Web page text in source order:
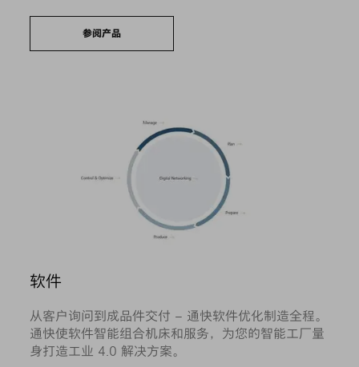
参阅产品
软件
从客户询问到成品件交付 – 通快软件优化制造全程。
通快使软件智能组合机床和服务，为您的智能工厂量
身打造工业 4.0 解决方案。